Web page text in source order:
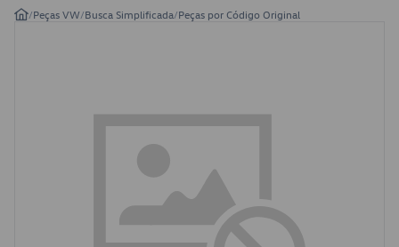
/Peças VW/Busca Simplificada/Peças por Código Original